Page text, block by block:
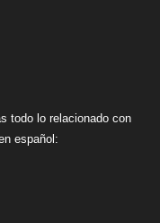
todo lo relacionado con
español: